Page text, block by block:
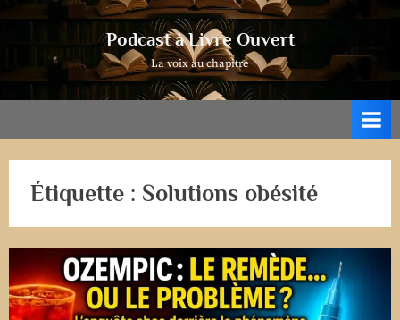
Podcast à Livre Ouvert
La voix au chapitre
Étiquette : Solutions obésité